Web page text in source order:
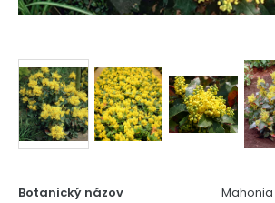
Botanický názov
Mahonia